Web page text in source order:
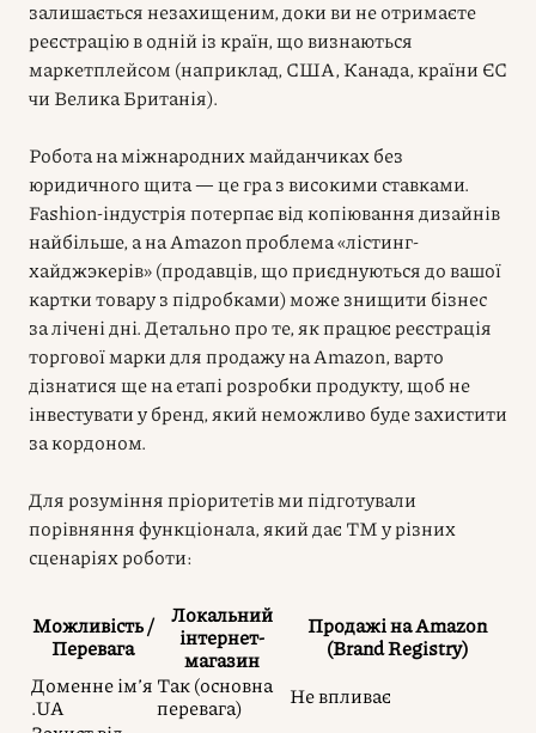
залишається незахищеним, доки ви не отримаєте
реєстрацію в одній із країн, що визнаються
маркетплейсом (наприклад, США, Канада, країни ЄС
чи Велика Британія).
Робота на міжнародних майданчиках без
юридичного щита — це гра з високими ставками.
Fashion-індустрія потерпає від копіювання дизайнів
найбільше, а на Amazon проблема «лістинг-
хайджэкерів» (продавців, що приєднуються до вашої
картки товару з підробками) може знищити бізнес
за лічені дні. Детально про те, як працює реєстрація
торгової марки для продажу на Amazon, варто
дізнатися ще на етапі розробки продукту, щоб не
інвестувати у бренд, який неможливо буде захистити
за кордоном.
Для розуміння пріоритетів ми підготували
порівняння функціонала, який дає ТМ у різних
сценаріях роботи:
Можливість /
Перевага
Локальний
інтернет-
магазин
Продажі на Amazon
(Brand Registry)
Доменне ім’я
.UA
Так (основна
перевага)
Не впливає